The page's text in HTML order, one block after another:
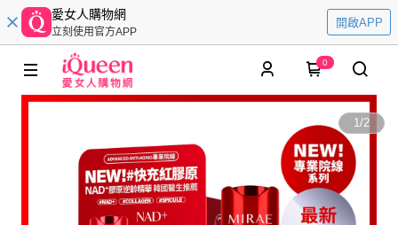
愛女人購物網
立刻使用官方APP
開啟APP
0
1/2